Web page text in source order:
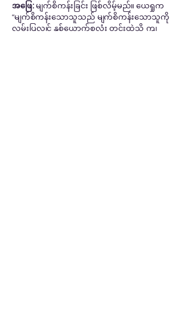
အဖြေ:မျက်စိကန်းခြင်း ဖြစ်လိမ့်မည်။ ယေရှုက
“မျက်စိကန်းသောသူသည် မျက်စိကန်းသောသူကို
လမ်းပြလျှင် နှစ်ယောက်စလုံး တွင်းထဲသို့ ကျ